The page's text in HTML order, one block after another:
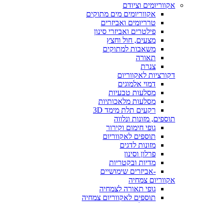
אקווריומים וציודם
אקווריומים מים מתוקים
טרריומים ואביזרים
פילטרים ואביזרי סינון
מצעים, חול וחצץ
משאבות למתוקים
תאורה
צנרת
דקורציות לאקווריום
דמוי אלמוגים
מסלעות טבעיות
מסלעות מלאכותיות
רקעים תלת מימד 3D
תוספים, מזונות ונלווה
גופי חימום וקירור
תוספים לאקווריום
מזונות לדגים
פרלון וסינון
מדיות ובקטריות
-אביזרים שימושיים
אקווריום צמחיה
גופי תאורה לצמחיה
תוספים לאקווריום צמחיה